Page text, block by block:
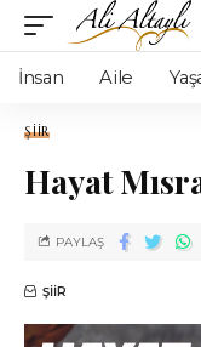
İnsan Aile
ŞIIR
Hayat
ŞIIR
PAYLAŞ